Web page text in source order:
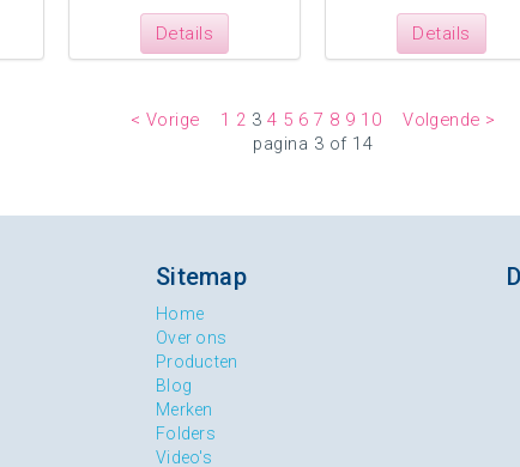
Details Details
< Vorige 1 2 3 4 5 6 7 8 9 10
Volgende >
pagina 3 of 14
Sitemap
Home
Over ons
Producten
Blog
Merken
Folders
Video's